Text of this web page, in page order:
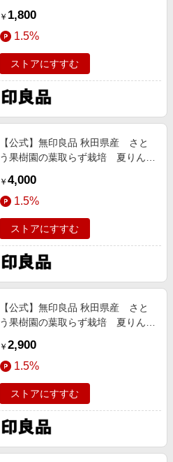
￥ 1,800
1.5%
ストアにすすむ
【公式】無印良品 秋田県産 さと
う果樹園の葉取らず栽培 夏りんご
外
￥ 4,000
1.5%
ストアにすすむ
【公式】無印良品 秋田県産 さと
う果樹園の葉取らず栽培 夏りんご
外
￥ 2,900
1.5%
ストアにすすむ